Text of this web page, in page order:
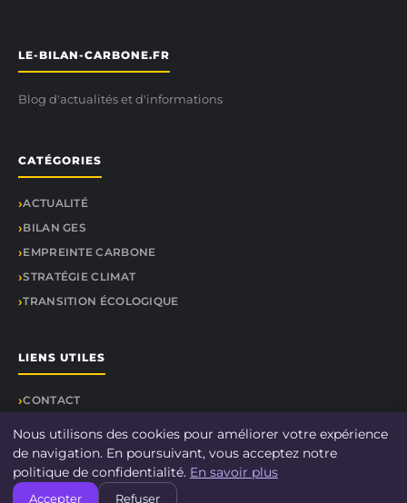
LE-BILAN-CARBONE.FR
Blog d'actualités et d'informations
CATÉGORIES
ACTUALITÉ
BILAN GES
EMPREINTE CARBONE
STRATÉGIE CLIMAT
TRANSITION ÉCOLOGIQUE
LIENS UTILES
CONTACT
© 2026 Le-bilan-carbone.fr. Tous droits réservés.
Nous utilisons des cookies pour améliorer votre expérience
de navigation. En poursuivant, vous acceptez notre
politique de confidentialité. En savoir plus
Accepter Refuser